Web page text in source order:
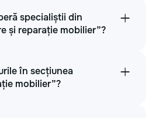
specialiștii din
și reparație mobilier”?
în secțiunea
mobilier”?